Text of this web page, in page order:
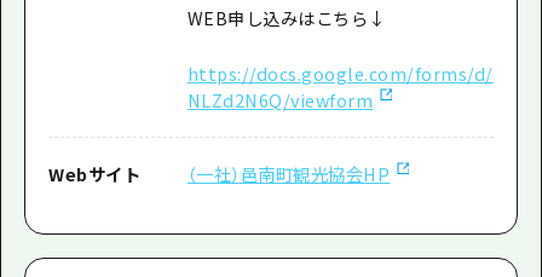
WEB申し込みはこちら↓
https://docs.google.com/forms/d/e/
NLZd2N6Q/viewform
Webサイト （一社）邑南町観光協会HP